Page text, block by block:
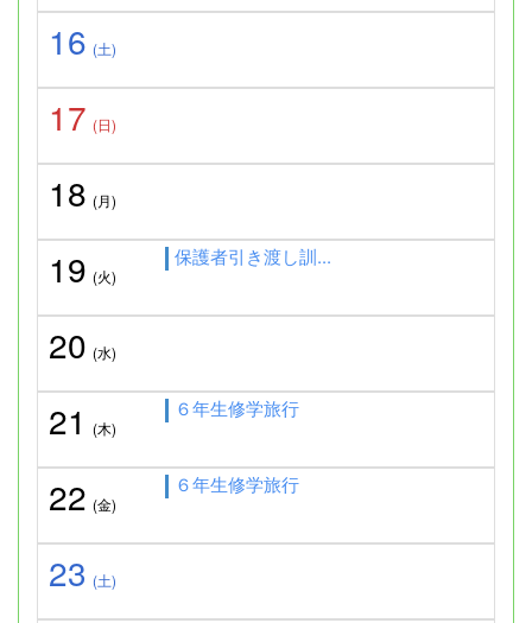
16 (土)
17 (日)
18 (月)
19 (火)
保護者引き渡し訓...
20 (水)
21 (木)
６年生修学旅行
22 (金)
６年生修学旅行
23 (土)